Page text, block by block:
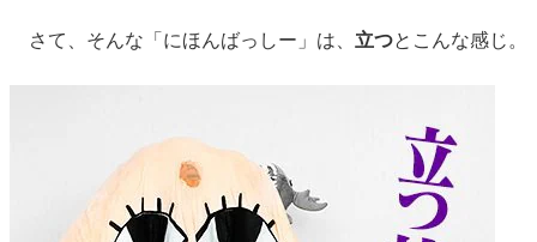
さて、そんな「にほんばっしー」は、 立つとこんな感じ。